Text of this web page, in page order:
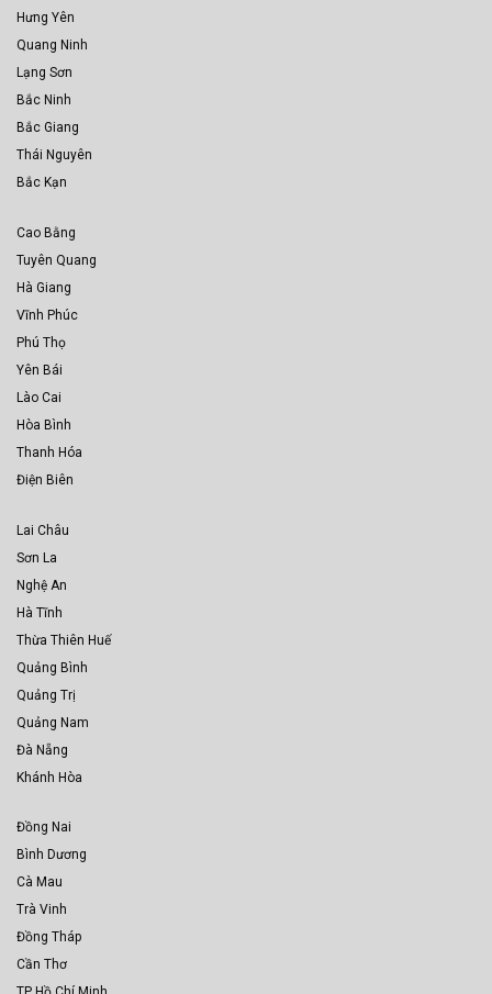
Hưng Yên
Quang Ninh
Lạng Sơn
Bắc Ninh
Bắc Giang
Thái Nguyên
Bắc Kạn
Cao Bằng
Tuyên Quang
Hà Giang
Vĩnh Phúc
Phú Thọ
Yên Bái
Lào Cai
Hòa Bình
Thanh Hóa
Điện Biên
Lai Châu
Sơn La
Nghệ An
Hà Tĩnh
Thừa Thiên Huế
Quảng Bình
Quảng Trị
Quảng Nam
Đà Nẵng
Khánh Hòa
Đồng Nai
Bình Dương
Cà Mau
Trà Vinh
Đồng Tháp
Cần Thơ